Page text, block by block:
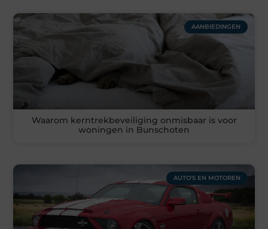
AANBIEDINGEN
Waarom kerntrekbeveiliging onmisbaar is voor
woningen in Bunschoten
AUTO'S EN MOTOREN